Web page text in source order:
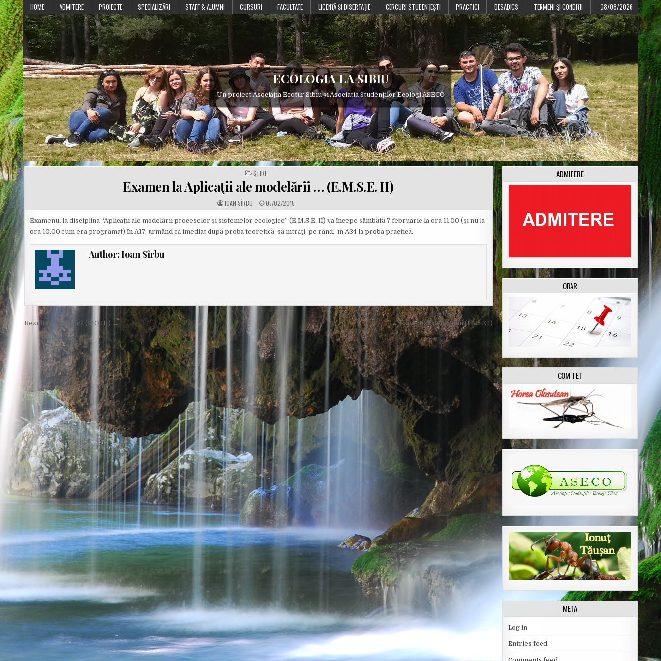
Skip
to
content
HOME ADMITERE PROIECTE SPECIALIZĂRI STAFF & ALUMNI CURSURI FACULTATE LICENŢĂ ŞI DISERTAŢIE CERCURI STUDENȚEȘTI PRACTICI DESADICS TERMENI ŞI CONDIŢII 08/08/2026
ECOLOGIA LA SIBIU
Un proiect Asociația Ecotur Sibiu și Asociația Studenților Ecologi ASECO
POSTED
IN
ŞTIRI
Examen la Aplicaţii ale modelării … (E.M.S.E. II)
A
U
H
R
IOAN SÎRBU P
U
L
S
E
05/02/2015
Examenul la disciplina “Aplicaţii ale modelării proceselor şi sistemelor ecologice” (E.M.S.E. II) va începe sâmbătă 7 februarie la ora 11.00 (şi nu la
ora 10.00 cum era programat) în A17, urmând ca imediat după proba teoretică să intraţi, pe rând, în A34 la proba practică.
Author: Ioan Sîrbu
Post
navigation
← Expertiza peisajului (EMSE I)
Rezultate Genetică (BIO III) →
ADMITERE
ORAR
COMITET
META
Log in
Entries feed